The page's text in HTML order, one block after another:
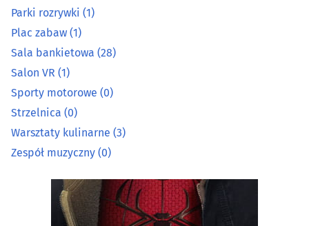
Warsztaty kulinarne
Zespół muzyczny (0)
Parki rozrywki (1)
Plac zabaw (1)
Sala bankietowa (28)
Salon VR (1)
Sporty motorowe (0)
Strzelnica (0)
Warsztaty kulinarne (3)
Zespół muzyczny (0)